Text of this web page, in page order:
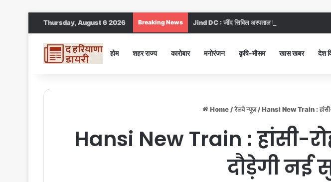
Thursday, August 6 2026 Breaking News Jind DC : जींद सिविल अस्पताल में गंदगी देख भड़कीं DC,
होम शहर राज्य कारोबार मनोरंजन कृषि-मौसम खास खबर देश
Home /रेलवे न्यूज़ /Hansi New Train : हांसी-
Hansi New Train : हांसी-
दौड़ेगी नई